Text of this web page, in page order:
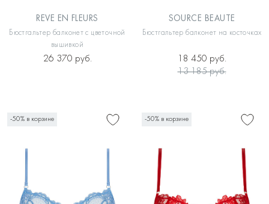
REVE EN FLEURS
Бюстгальтер балконет с цветочной
вышивкой
26 370 руб.
SOURCE BEAUTE
Бюстгальтер балконет на косточках
18 450 руб.
13 185 руб.
-50% в корзине -50% в корзине